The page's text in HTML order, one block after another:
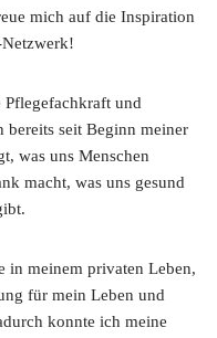
mich auf die Inspiration
und
seit Beginn meiner
was uns Menschen
macht, was uns gesund
in meinem privaten Leben,
für mein Leben und
konnte ich meine